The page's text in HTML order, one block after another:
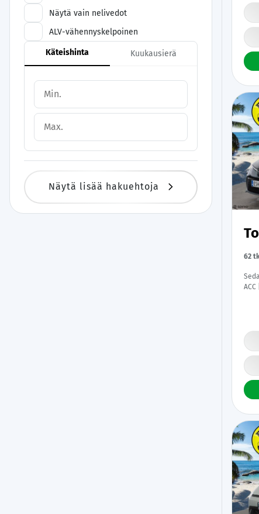
Näytä vain nelivedot
ALV-vähennyskelpoinen
Käteishinta Kuukausierä
Näytä lisää hakuehtoja
62